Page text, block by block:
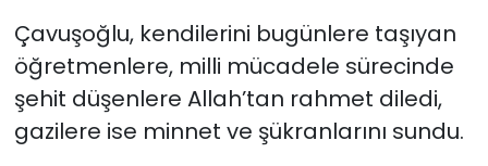
Çavuşoğlu, kendilerini bugünlere taşıyan
öğretmenlere, milli mücadele sürecinde
şehit düşenlere Allah’tan rahmet diledi,
gazilere ise minnet ve şükranlarını sundu.